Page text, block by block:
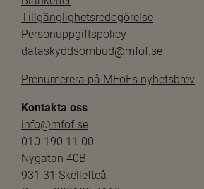
Tillgänglighetsredogörelse
Personuppgiftspolicy
dataskyddsombud@mfof.se
Prenumerera på MFoFs nyhetsbrev
Kontakta oss
info@mfof.se
010-190 11 00
Nygatan 40B
931 31 Skellefteå